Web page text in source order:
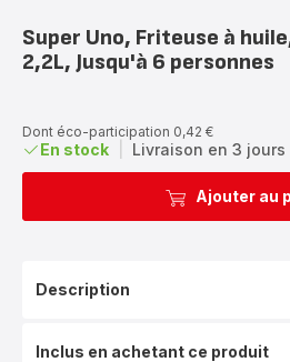
Super Uno, Friteuse à
2,2L, Jusqu'à 6 personnes
Dont éco-participation 0,42 €
En stock Livraison en 3 jours
Ajouter au
Description
Inclus en achetant ce produit